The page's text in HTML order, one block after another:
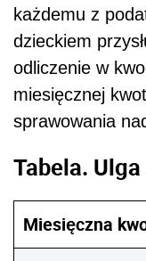
każdemu z
dzieckiem
odliczenie w
miesięcznej
sprawowania
Tabela.
Miesięczna